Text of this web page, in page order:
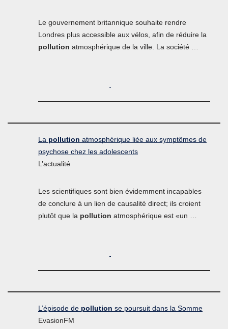
Le gouvernement britannique souhaite rendre
Londres plus accessible aux vélos, afin de réduire la
pollution atmosphérique de la ville. La société …
La pollution atmosphérique liée aux symptômes de
psychose chez les adolescents
L’actualité
Les scientifiques sont bien évidemment incapables
de conclure à un lien de causalité direct; ils croient
plutôt que la pollution atmosphérique est «un …
L’épisode de pollution se poursuit dans la Somme
EvasionFM